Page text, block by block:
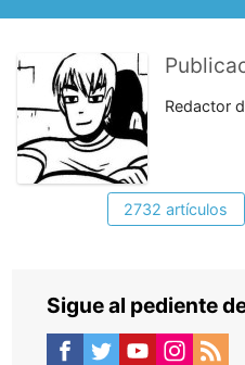
Redactor
2732 artículos
Sigue al pediente